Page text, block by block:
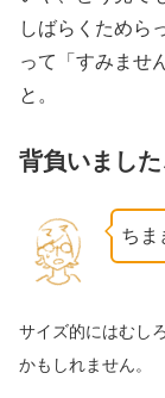
しばらくためら
って「すみませ
と。
背負いまし
ちま
サイズ的にはむし
かもしれません。